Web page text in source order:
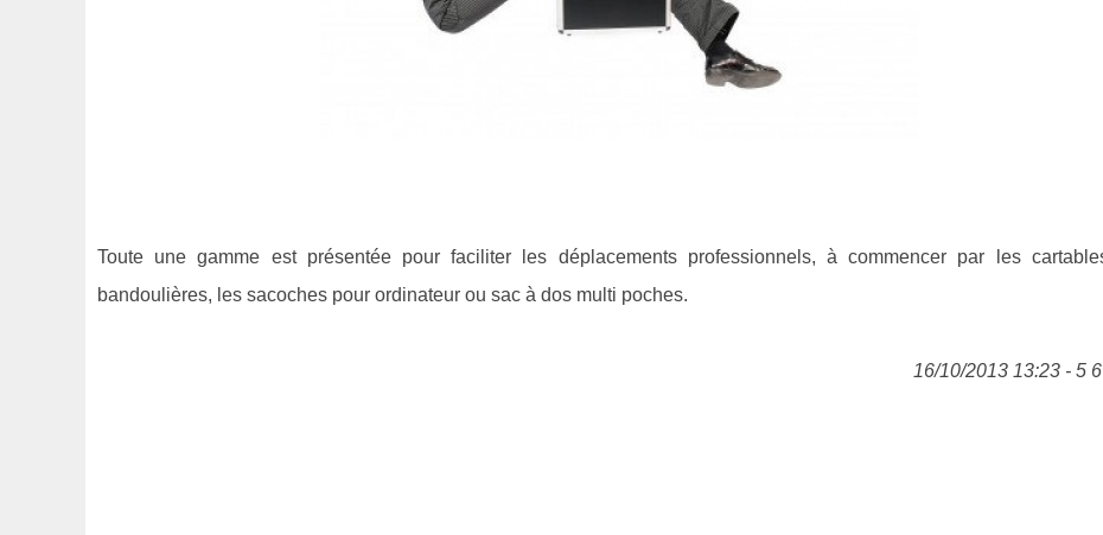
Toute une gamme est présentée pour faciliter les déplacements professionnels, à commencer par les
bandoulières, les sacoches pour ordinateur ou sac à dos multi poches.
16/10/2013 13:23 - 5